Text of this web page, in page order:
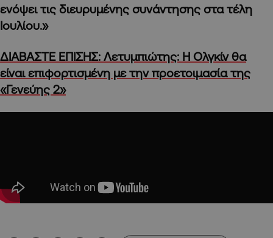
ενόψει τις διευρυμένης συνάντησης στα τέλη
Ιουλίου.»
ΔΙΑΒΑΣΤΕ ΕΠΙΣΗΣ: Λετυμπιώτης: Η Ολγκίν θα
είναι επιφορτισμένη με την προετοιμασία της
«Γενεύης 2»